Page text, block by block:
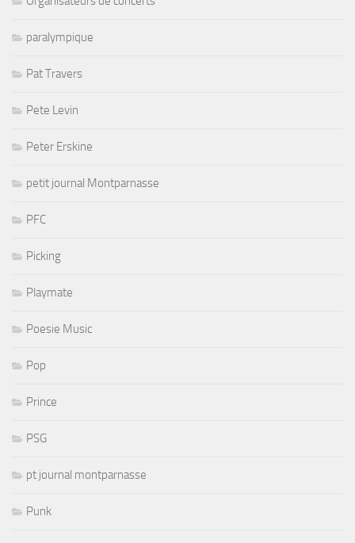
paralympique
Pat Travers
Pete Levin
Peter Erskine
petit journal Montparnasse
PFC
Picking
Playmate
Poesie Music
Pop
Prince
PSG
pt journal montparnasse
Punk